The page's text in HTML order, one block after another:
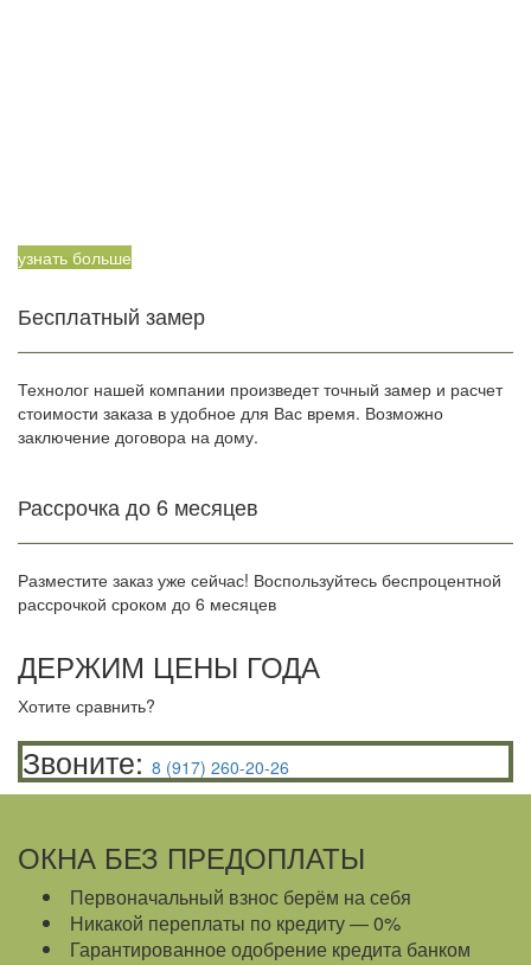
узнать больше
Бесплатный замер
Технолог нашей компании произведет точный замер и расчет
стоимости заказа в удобное для Вас время. Возможно
заключение договора на дому.
Рассрочка до 6 месяцев
Разместите заказ уже сейчас! Воспользуйтесь беспроцентной
рассрочкой сроком до 6 месяцев
ДЕРЖИМ ЦЕНЫ ГОДА
Хотите сравнить?
Звоните: 8 (917) 260-20-26
ОКНА БЕЗ ПРЕДОПЛАТЫ
Первоначальный взнос берём на себя
Никакой переплаты по кредиту — 0%
Гарантированное одобрение кредита банком